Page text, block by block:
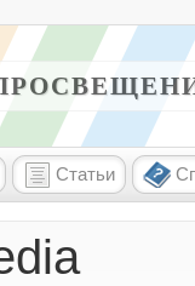
Статьи